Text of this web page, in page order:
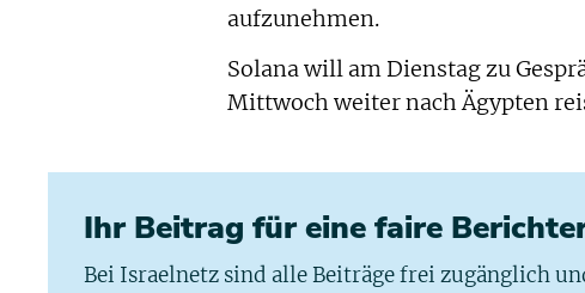
aufzunehmen.
Solana will am Dienstag zu
Mittwoch weiter nach Ägypten
Ihr Beitrag für eine faire
Bei Israelnetz sind alle Beiträge frei zugänglich